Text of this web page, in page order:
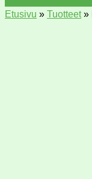
Etusivu » Tuotteet»